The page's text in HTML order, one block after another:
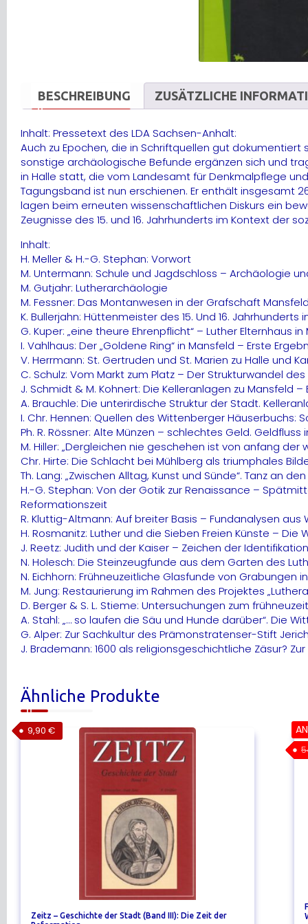
BESCHREIBUNG ZUSÄTZLICHE
Inhalt: Pressetext des LDA Sachsen-Anhalt:
Auch zu Epochen, die in Schriftquellen gut
sonstige archäologische Befunde ergänzen sich und
in Halle statt, die vom Landesamt für Denkmalpflege
Tagungsband ist nun erschienen. Er enthält insgesamt
lagen beim erneuten wissenschaftlichen Diskurs ein
Zeugnisse des 15. und 16. Jahrhunderts im Kontext der
Inhalt:
H. Meller & H.-G. Stephan: Vorwort
M. Untermann: Schule und Jagdschloss – Archäologie
M. Gutjahr: Lutherarchäologie
M. Fessner: Das Montanwesen in der Grafschaft
K. Bullerjahn: Hüttenmeister des 15. Und 16.
G. Kuper: „eine theure Ehrenpflicht“ – Luther Elternhaus
I. Vahlhaus: Der „Goldene Ring“ in Mansfeld – Erste
V. Herrmann: St. Gertruden und St. Marien zu Halle und
C. Schulz: Vom Markt zum Platz – Der Strukturwandel
J. Schmidt & M. Kohnert: Die Kelleranlagen zu Mansfeld
A. Brauchle: Die unterirdische Struktur der Stadt.
I. Chr. Hennen: Quellen des Wittenberger
Ph. R. Rössner: Alte Münzen – schlechtes Geld.
M. Hiller: „Dergleichen nie geschehen ist von anfang
Chr. Hirte: Die Schlacht bei Mühlberg als triumphales
Th. Lang: „Zwischen Alltag, Kunst und Sünde“. Tanz an
H.-G. Stephan: Von der Gotik zur Renaissance –
Reformationszeit
R. Kluttig-Altmann: Auf breiter Basis – Fundanalysen aus
H. Rosmanitz: Luther und die Sieben Freien Künste –
J. Reetz: Judith und der Kaiser – Zeichen der
N. Holesch: Die Steinzeugfunde aus dem Garten des
N. Eichhorn: Frühneuzeitliche Glasfunde von Grabungen
M. Jung: Restaurierung im Rahmen des Projektes
D. Berger & S. L. Stieme: Untersuchungen zum
A. Stahl: „… so laufen die Säu und Hunde darüber“. Die
G. Alper: Zur Sachkultur des Prämonstratenser-Stift
J. Brademann: 1600 als religionsgeschichtliche Zäsur?
Ähnliche Produkte
Zeitz – Geschichte der Stadt (Band III): Die Zeit der
9,90 €